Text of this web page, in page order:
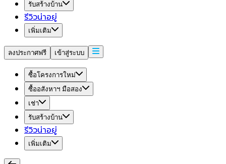
รับสร้างบ้าน
รีวิวน่าอยู่
เพิ่มเติม
ลงประกาศฟรี เข้าสู่ระบบ
ซื้อโครงการใหม่
ซื้ออสังหาฯ มือสอง
เช่า
รับสร้างบ้าน
รีวิวน่าอยู่
เพิ่มเติม